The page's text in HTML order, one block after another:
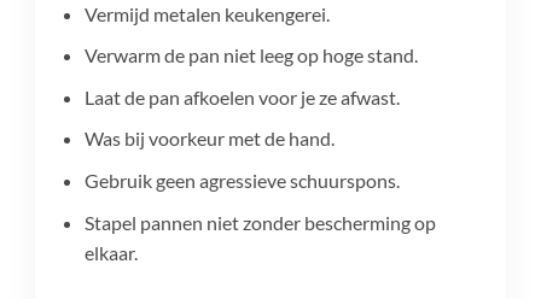
Vermijd metalen keukengerei.
Verwarm de pan niet leeg op hoge stand.
Laat de pan afkoelen voor je ze afwast.
Was bij voorkeur met de hand.
Gebruik geen agressieve schuurspons.
Stapel pannen niet zonder bescherming op
elkaar.